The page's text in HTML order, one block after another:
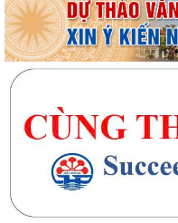
Xã Trần Phú: Ấm áp – nghĩa
họa da cam ở Việt Nam “Từ
tiến độ triển khai thực hiện Kế...
Đồng chí Phó Bí thư Thường
với Chi bộ thôn Thanh Quang
Đồng chí Bí thư Đảng ủy,